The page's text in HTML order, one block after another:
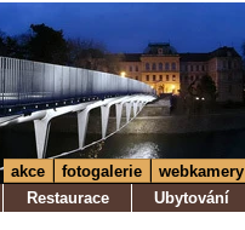
akce fotogalerie
webkamery
Restaurace Ubytování